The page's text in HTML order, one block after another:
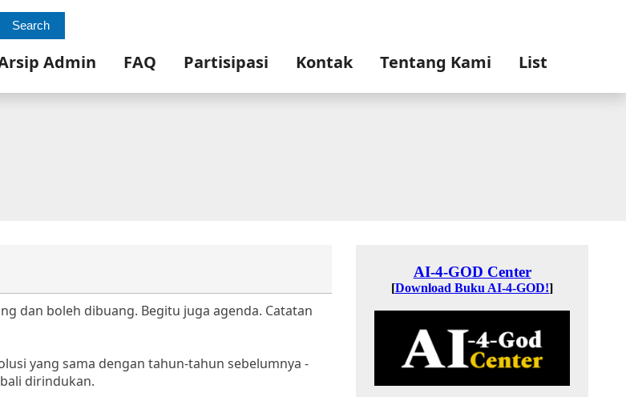
Search
Admin FAQ Partisipasi Kontak Tentang Kami List
dan boleh dibuang. Begitu juga agenda. Catatan
yang sama dengan tahun-tahun sebelumnya -
dirindukan.